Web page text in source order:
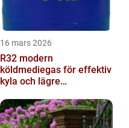
16 mars 2026
R32 modern
köldmediegas för effektiv
kyla och lägre